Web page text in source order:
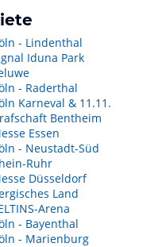
- Lindenthal
Iduna Park
- Raderthal
Karneval & 11.11.
Bentheim
Essen
- Neustadt-Süd
Ruhr
Düsseldorf
Land
Arena
- Bayenthal
- Marienburg